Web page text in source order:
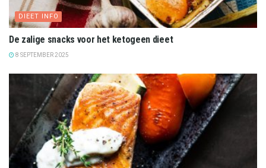
DIEET INFO
De zalige snacks voor het ketogeen dieet
8 SEPTEMBER 2025